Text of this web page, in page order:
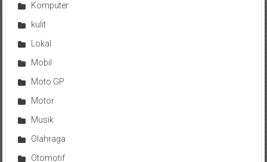
Komputer
kulit
Lokal
Mobil
Moto GP
Motor
Musik
Olahraga
Otomotif